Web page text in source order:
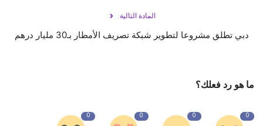
المادة التالية
دبي تطلق مشروعا لتطوير شبكة تصريف الأمطار بـ30 مليار درهم
ما هو رد فعلك؟
0
0
0
0